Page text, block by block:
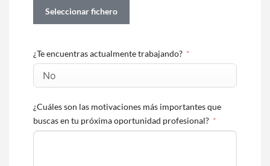
Seleccionar fichero
¿Te encuentras actualmente trabajando?
¿Cuáles son las motivaciones más importantes que
buscas en tu próxima oportunidad profesional?